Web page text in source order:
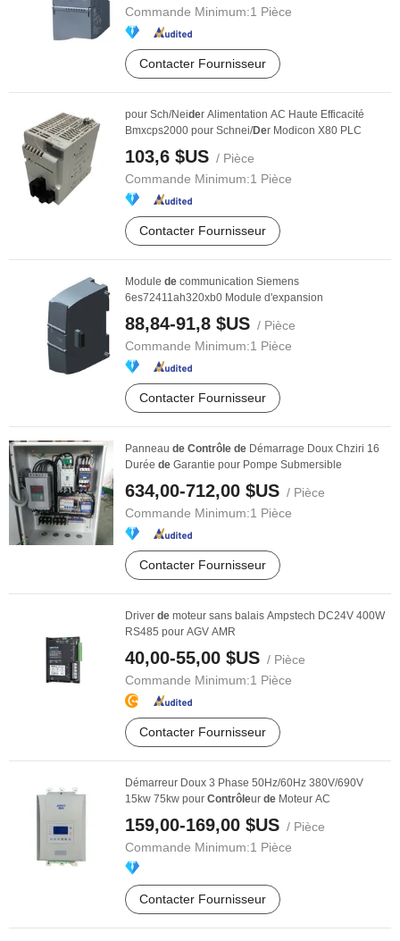
Commande Minimum:1 Pièce
Contacter Fournisseur
pour Sch/Neider Alimentation AC Haute Efficacité
Bmxcps2000 pour Schnei/Der Modicon X80 PLC
103,6 $US / Pièce
Commande Minimum:1 Pièce
Contacter Fournisseur
Module de communication Siemens
6es72411ah320xb0 Module d'expansion
88,84-91,8 $US / Pièce
Commande Minimum:1 Pièce
Contacter Fournisseur
Panneau de Contrôle de Démarrage Doux Chziri 16
Durée de Garantie pour Pompe Submersible
634,00-712,00 $US / Pièce
Commande Minimum:1 Pièce
Contacter Fournisseur
Driver de moteur sans balais Ampstech DC24V 400W
RS485 pour AGV AMR
40,00-55,00 $US / Pièce
Commande Minimum:1 Pièce
Contacter Fournisseur
Démarreur Doux 3 Phase 50Hz/60Hz 380V/690V
15kw 75kw pour Contrôleur de Moteur AC
159,00-169,00 $US / Pièce
Commande Minimum:1 Pièce
Contacter Fournisseur